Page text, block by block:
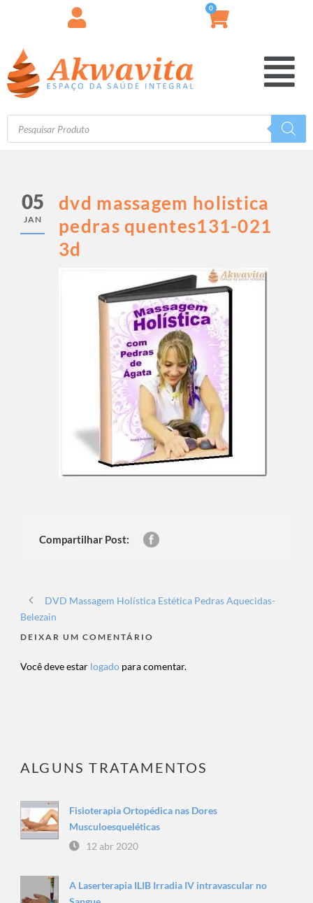
0
05
JAN
dvd massagem holistica
pedras quentes131-021
3d
Compartilhar Post:
DVD Massagem Holística Estética Pedras Aquecidas-
Belezain
DEIXAR UM COMENTÁRIO
Você deve estar logado para comentar.
ALGUNS TRATAMENTOS
Fisioterapia Ortopédica nas Dores
Musculoesqueléticas
12 abr 2020
A Laserterapia ILIB Irradia IV intravascular no